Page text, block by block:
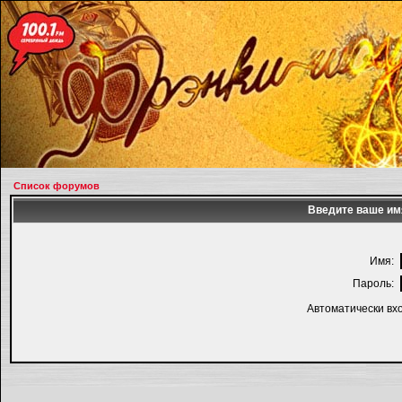
Список форумов
Введите ваше
Имя:
Пароль:
Автоматически